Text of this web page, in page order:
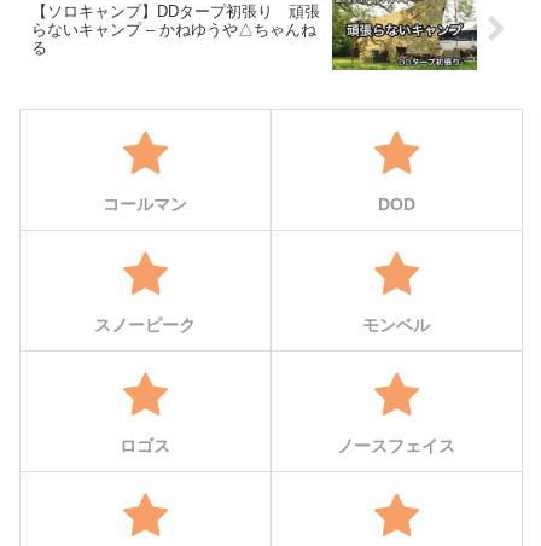
【ソロキャンプ】DDタープ初張り 頑張
らないキャンプ – かねゆうや△ちゃんね
る
コールマン DOD
スノーピーク モンベル
ロゴス ノースフェイス